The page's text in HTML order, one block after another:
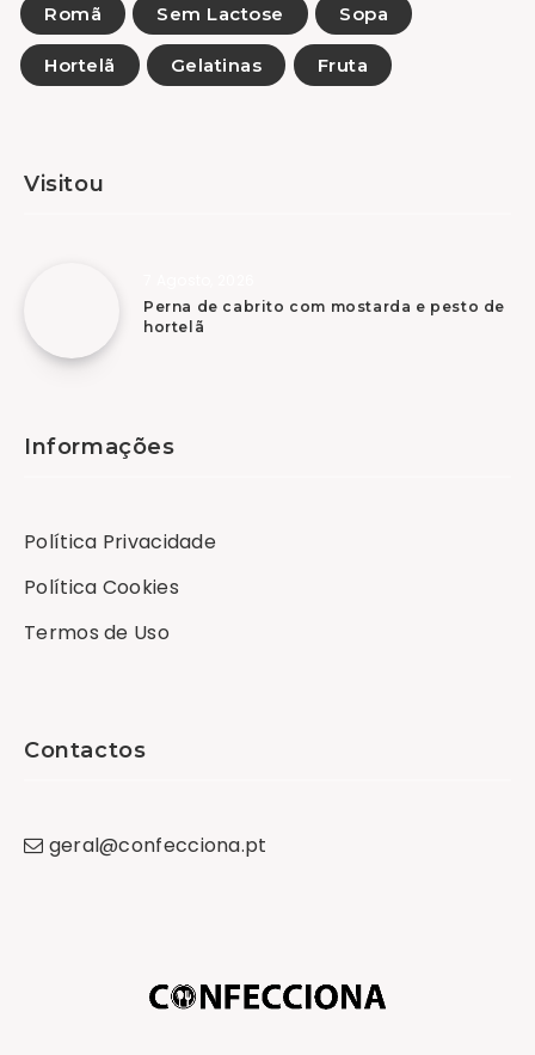
Romã Sem Lactose Sopa
Hortelã Gelatinas Fruta
Visitou
Perna de cabrito com mostarda e pesto de
hortelã
Informações
Política Privacidade
Política Cookies
Termos de Uso
Contactos
geral@confecciona.pt